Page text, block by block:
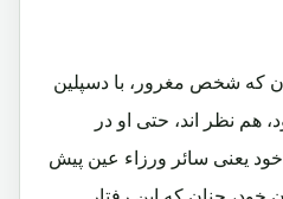
که شخص مغرور، با دسپلین
هم نظر اند، حتی او در
یعنی سائر ورزاء عین پیش